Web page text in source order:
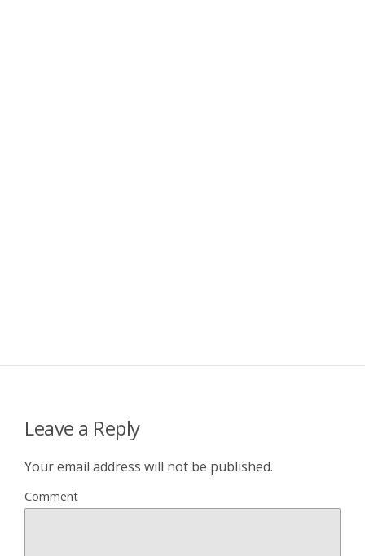
Leave a Reply
Your email address will not be published.
Comment